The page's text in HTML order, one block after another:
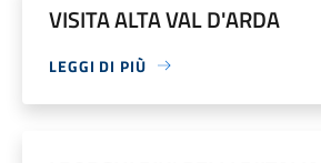
VISITA ALTA VAL D'ARDA
LEGGI DI PIÙ